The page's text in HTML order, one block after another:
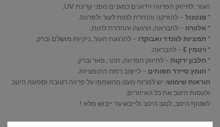
העור, לחיזוק הפרווה וידועים כמגנים מפני קרינת UV.
* פנטנול – להזרקה והחזרת לחות לעור ולפרווה.
* אלוורה – להבראה, הרגעה והחדרת לחות.
* תמציות לוונדר ואבוקדו – להרגעת העור, ניקיות מושלם וברק.
* ויטמין E
– להבראה.
* חלבון ירקות – לחיזוק הפרווה, זוהר, פאר וברק.
* חומץ סיידר תפוחים – לייצוב רמת החומציות.
הוראות שימוש: יש למרוח מעט מהשמפו על פרווה רטובה וספוגה היטב
ולעסות היטב את כל האיזורים.
לשטוף היטב, לנגב היטב ולייבש עד ייבוש מלא !
מאפייני תרסיס הברשה ופתיחת קשרים :